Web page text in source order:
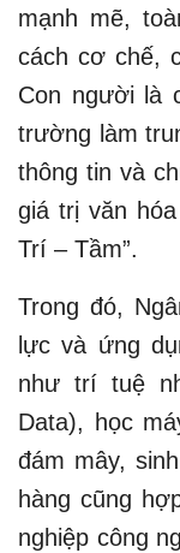
mạnh mẽ,
cách cơ chế,
Con người là
trường làm
thông tin và
giá trị văn
Trí – Tầm”.
Trong đó,
lực và ứng
như trí tuệ
Data), học
đám mây,
hàng cũng
nghiệp công